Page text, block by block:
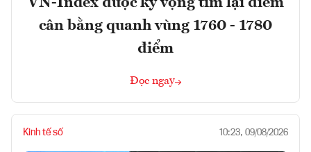
cân bằng quanh vùng 1760 - 1780
điểm
Đọc ngay
Kinh tế số 10:23, 09/08/2026